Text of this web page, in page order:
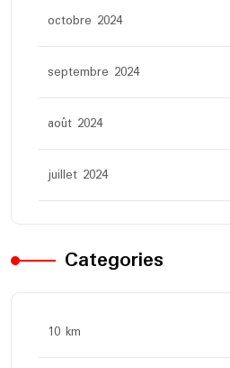
octobre 2024
septembre 2024
août 2024
juillet 2024
Categories
10 km